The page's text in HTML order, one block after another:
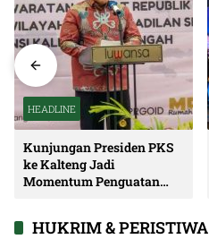
HEADLINE
Kunjungan Presiden PKS
ke Kalteng Jadi
Momentum Penguatan
HUKRIM & PERISTIWA